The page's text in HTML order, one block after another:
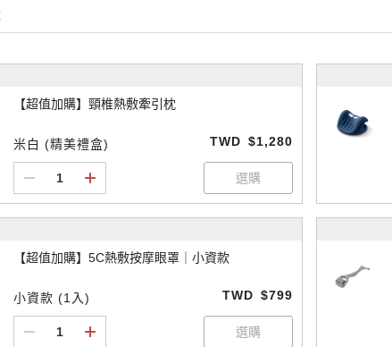
【超值加購】頸椎熱敷牽引枕
米白 (精美禮盒) TWD $1,280
【超值加購】5C熱敷按摩眼罩｜小資款
小資款 (1入) TWD $799